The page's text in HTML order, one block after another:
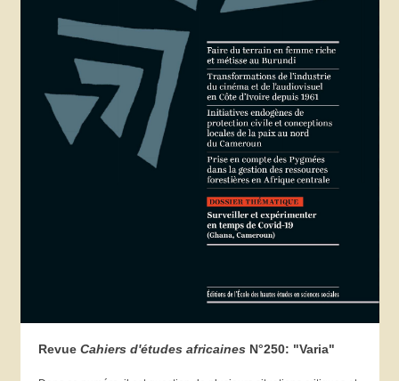
Revue Cahiers d'études africainesN°250: "Varia"